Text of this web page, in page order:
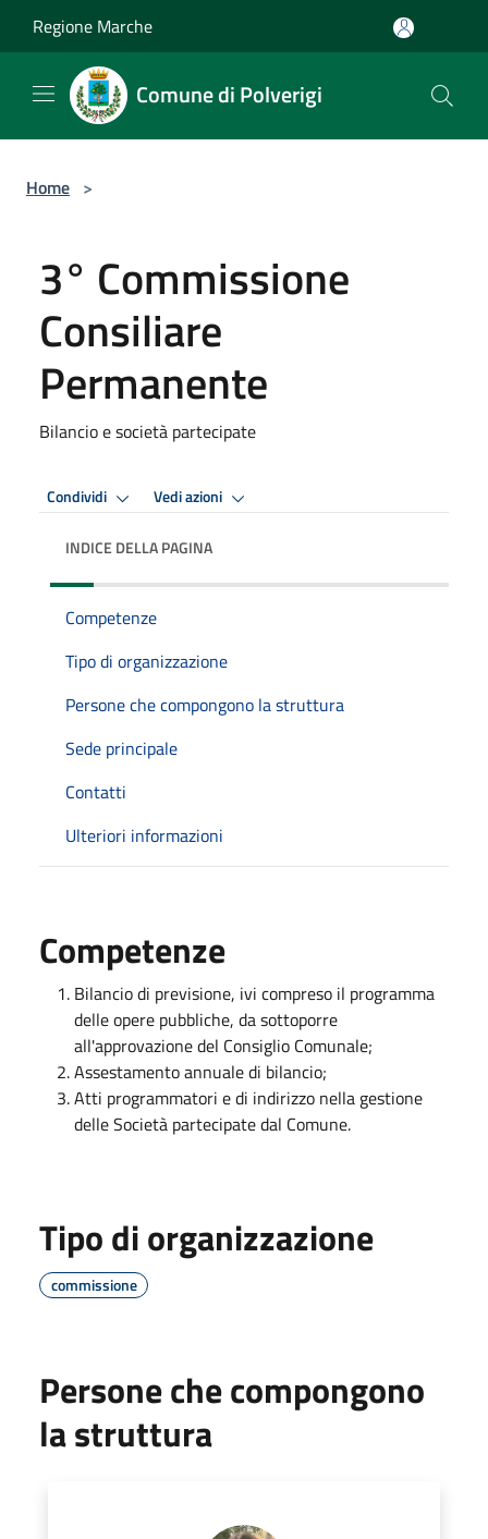
Regione Marche
Comune di Polverigi
Home >
3° Commissione
Consiliare
Permanente
Bilancio e società partecipate
Condividi Vedi azioni
INDICE DELLA PAGINA
Competenze
Tipo di organizzazione
Persone che compongono la struttura
Sede principale
Contatti
Ulteriori informazioni
Competenze
Bilancio di previsione, ivi compreso il programma
delle opere pubbliche, da sottoporre
all'approvazione del Consiglio Comunale;
Assestamento annuale di bilancio;
Atti programmatori e di indirizzo nella gestione
delle Società partecipate dal Comune.
Tipo di organizzazione
commissione
Persone che compongono
la struttura